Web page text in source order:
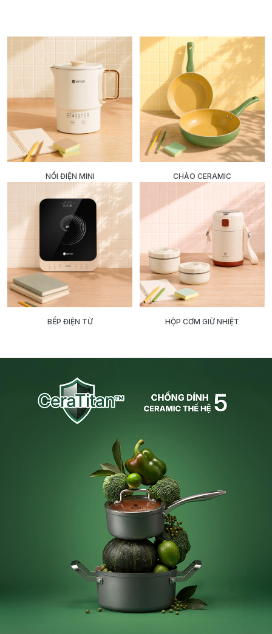
NỒI ĐIỆN MINI CHẢO CERAMIC
BẾP ĐIỆN TỪ HỘP CƠM GIỮ NHIỆT